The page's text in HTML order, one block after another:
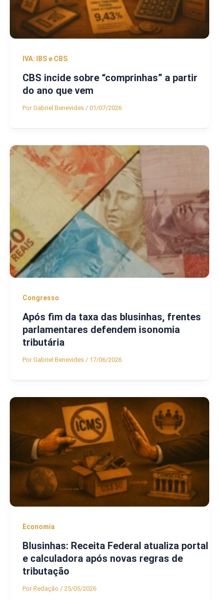
IVA: IBS e CBS
CBS incide sobre “comprinhas” a partir
do ano que vem
PorGabriel Benevides / 01/07/2026
Congresso
Após fim da taxa das blusinhas, frentes
parlamentares defendem isonomia
tributária
PorGabriel Benevides / 17/06/2026
Economia
Blusinhas: Receita Federal atualiza portal
e calculadora após novas regras de
tributação
PorRedação / 25/05/2026